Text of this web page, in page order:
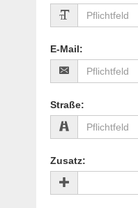
E-Mail:
Straße:
Zusatz: